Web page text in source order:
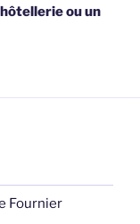
ou un
Fournier